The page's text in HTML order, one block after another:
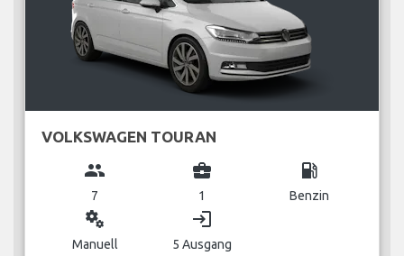
VOLKSWAGEN TOURAN
group
7
business_center
1
local_gas_station
Benzin
miscellaneous_services
Manuell
login
5 Ausgang